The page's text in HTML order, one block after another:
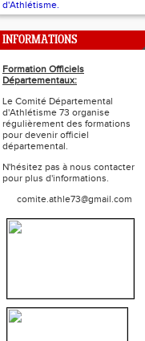
d'Athlétisme.
INFORMATIONS
Formation Officiels
Départementaux:
Le Comité Départemental
d'Athlétisme 73 organise
régulièrement des formations
pour devenir officiel
départemental.
N'hésitez pas à nous contacter
pour plus d'informations.
comite.athle73@gmail.com